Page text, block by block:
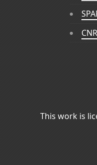
This work is